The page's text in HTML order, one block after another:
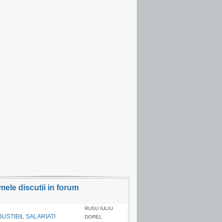
discutii in forum
SALARIATI
RUSU IULIU
DOREL